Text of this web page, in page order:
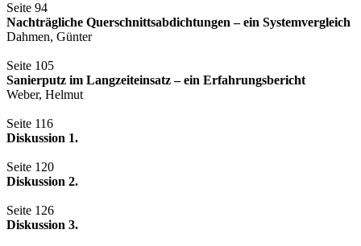
Seite 94
Nachträgliche Querschnittsabdichtungen – ein Systemvergleich
Dahmen, Günter
Seite 105
Sanierputz im Langzeiteinsatz – ein Erfahrungsbericht
Weber, Helmut
Seite 116
Diskussion 1.
Seite 120
Diskussion 2.
Seite 126
Diskussion 3.